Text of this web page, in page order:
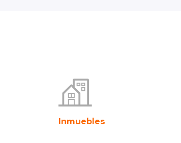
Inmuebles